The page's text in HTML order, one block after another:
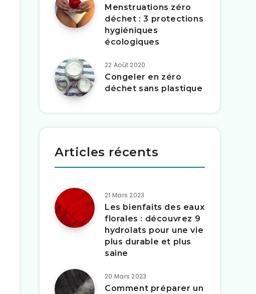
Menstruations zéro
déchet : 3 protections
hygiéniques
écologiques
22 Août 2020
Congeler en zéro
déchet sans plastique
Articles récents
21 Mars 2023
Les bienfaits des eaux
florales : découvrez 9
hydrolats pour une vie
plus durable et plus
saine
20 Mars 2023
Comment préparer un